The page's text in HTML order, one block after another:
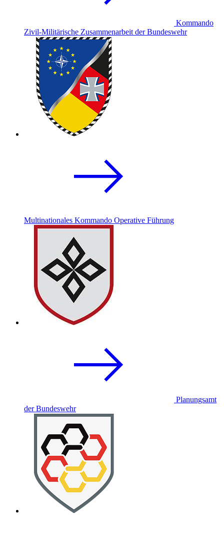
Kommando
Zivil-Militärische Zusammenarbeit der Bundeswehr
Multinationales Kommando Operative Führung
Planungsamt
der Bundeswehr